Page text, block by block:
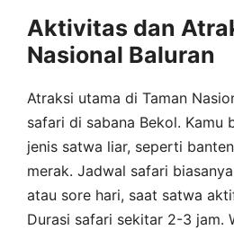
Aktivitas dan
Nasional Baluran
Atraksi utama di Taman
safari di sabana Bekol. Kamu
jenis satwa liar, seperti
merak. Jadwal safari
atau sore hari, saat satwa
Durasi safari sekitar 2-3 jam.